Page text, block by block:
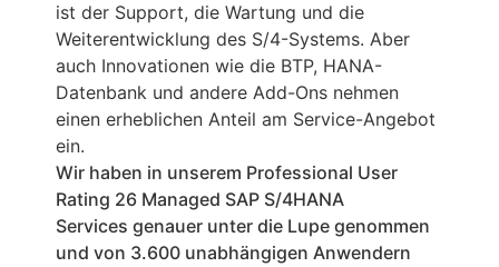
ist der Support, die Wartung und die
Weiterentwicklung des S/4-Systems. Aber
auch Innovationen wie die BTP, HANA-
Datenbank und andere Add-Ons nehmen
einen erheblichen Anteil am Service-Angebot
ein.
Wir haben in unserem Professional User
Rating 26 Managed SAP S/4HANA
Services genauer unter die Lupe genommen
und von 3.600 unabhängigen Anwendern